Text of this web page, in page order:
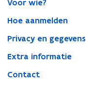
Voor wie?
Hoe aanmelden
Privacy en gegevens
Extra informatie
Contact